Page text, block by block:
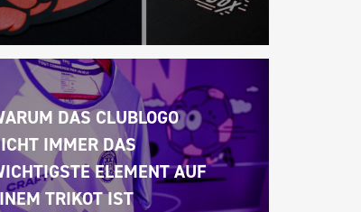
DAS CLUBLOGO
IMMER DAS
ELEMENT AUF
TRIKOT IST